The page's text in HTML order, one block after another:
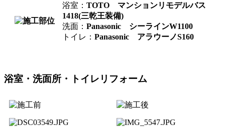
浴室： TOTO マンションリモデルバス
1418(三乾王装備)
洗面： Panasonic シーラインW1100
トイレ： Panasonic アラウーノS160
浴室・洗面所・トイレリフォーム